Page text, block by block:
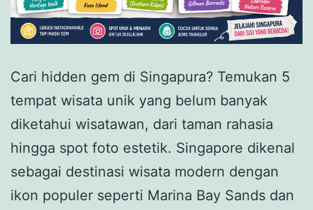
Cari hidden gem di Singapura? Temukan 5
tempat wisata unik yang belum banyak
diketahui wisatawan, dari taman rahasia
hingga spot foto estetik. Singapore dikenal
sebagai destinasi wisata modern dengan
ikon populer seperti Marina Bay Sands dan